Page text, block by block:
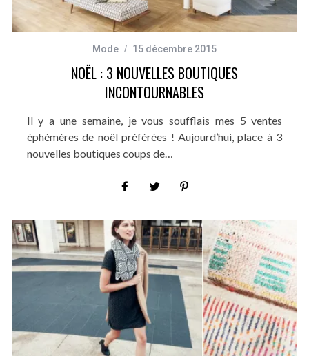
Mode 15 décembre 2015
NOËL : 3 NOUVELLES BOUTIQUES
INCONTOURNABLES
Il y a une semaine, je vous soufflais mes 5 ventes
éphémères de noël préférées ! Aujourd’hui, place à 3
nouvelles boutiques coups de…